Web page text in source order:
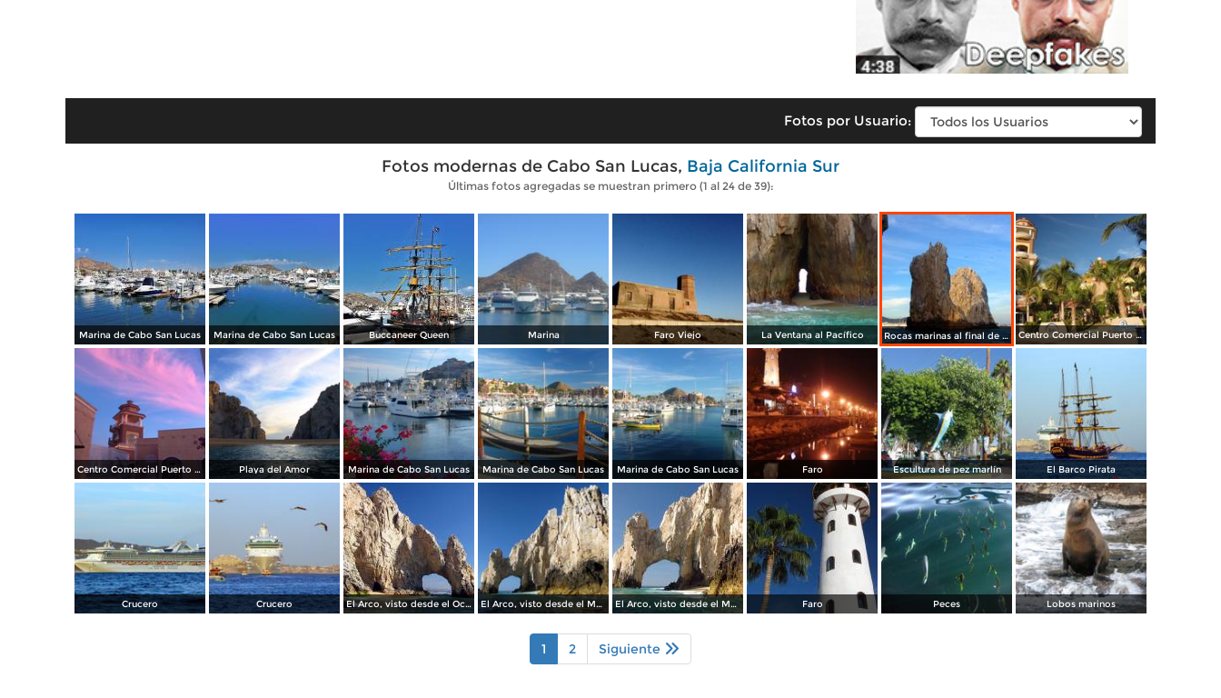
Fotos por Usuario:
Fotos modernas de Cabo San Lucas, Baja California Sur
Últimas fotos agregadas se muestran primero (1 al 24 de 39):
Marina de Cabo San Lucas Marina de Cabo San Lucas Buccaneer Queen Marina Faro Viejo La Ventana al Pacífico Rocas marinas al final de la Península Centro Comercial Puerto Paraíso
Centro Comercial Puerto Paraíso Playa del Amor Marina de Cabo San Lucas Marina de Cabo San Lucas Marina de Cabo San Lucas Faro Escultura de pez marlín El Barco Pirata
Crucero Crucero El Arco, visto desde el Océano Pacífico El Arco, visto desde el Mar de Cortés El Arco, visto desde el Mar de Cortés Faro Peces Lobos marinos
1 2 Siguiente